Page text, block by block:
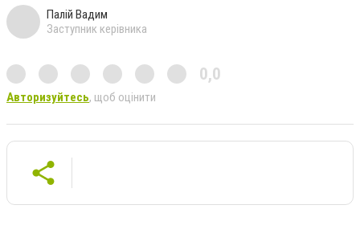
Палій Вадим
Заступник керівника
0,0
Авторизуйтесь, щоб оцінити